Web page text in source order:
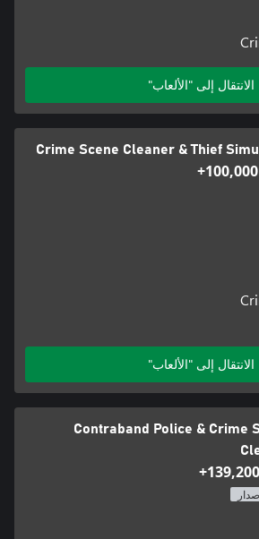
الانتقال إلى "الألعاب"
Crime Scene Cleaner & Thief
الانتقال إلى "الألعاب"
Contraband Police & Crime